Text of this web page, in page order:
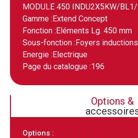
MODULE 450 INDU2X5KW/BL1/
Gamme :Extend Concept
Fonction :Eléments Lg. 450 mm
Sous-fonction :Foyers inductions
Energie :Electrique
Page du catalogue :196
Options &
Options :